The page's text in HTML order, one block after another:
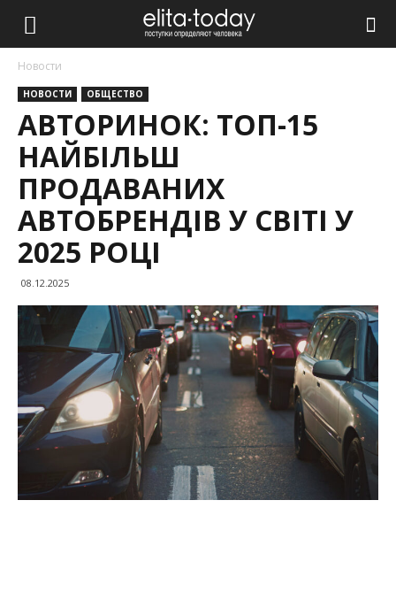
Новости
НОВОСТИ ОБЩЕСТВО
АВТОРИНОК: ТОП-15
НАЙБІЛЬШ
ПРОДАВАНИХ
АВТОБРЕНДІВ У СВІТІ У
2025 РОЦІ
08.12.2025